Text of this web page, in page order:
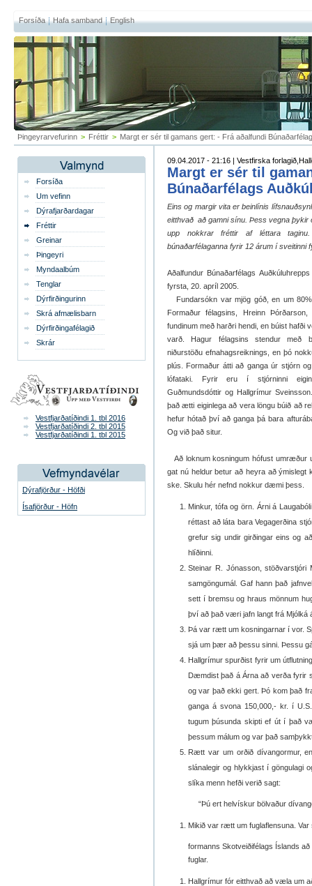
Forsíða Hafa samband English
Þingeyrarvefurinn > Fréttir > Margt er sér til gamans gert: - Frá aðalfundi
Forsíða
Um vefinn
Dýrafjarðardagar
Fréttir
Greinar
Þingeyri
Myndaalbúm
Tenglar
Dýrfirðingurinn
Skrá afmælisbarn
Dýrfirðingafélagið
Skrár
Vestfjarðatíðindi 1. tbl 2016
Vestfjarðatíðindi 2. tbl 2015
Vestfjarðatíðindi 1. tbl 2015
Dýrafjörður - Höfði
Ísafjörður - Höfn
09.04.2017 - 21:16 | Vestfirska
Margt er sér til
Búnaðarfélags
Eins og margir vita er beinlínis
eitthvað að gamni sínu. Þess vegna þykir
upp nokkrar fréttir af léttara
búnaðarfélaganna fyrir 12 árum í sveitinni
Aðalfundur Búnaðarfélags
fyrsta, 20. apríl 2005.
Fundarsókn var mjög góð, en um
Formaður félagsins, Hreinn
fundinum með harðri hendi, en búist hafði
varð. Hagur félagsins stendur með
niðurstöðu efnahagsreiknings, en þó
plús. Formaður átti að ganga úr stjórn
lófataki. Fyrir eru í stjórninni
Guðmundsdóttir og Hallgrímur
það ætti eiginlega að vera löngu búið að
hefur hótað því að ganga þá bara
Og við það situr.
Að loknum kosningum hófust umræður
gat nú heldur betur að heyra að ýmislegt
ske. Skulu hér nefnd nokkur dæmi þess.
Minkur, tófa og örn. Árni á
réttast að láta bara Vegagerðina
grefur sig undir girðingar eins og
hlíðinni.
Steinar R. Jónasson, stöðvarstjóri
samgöngumál. Gaf hann það
sett í bremsu og hraus mönnum
því að það væri jafn langt frá Mjólká
Þá var rætt um kosningarnar í vor.
sjá um þær að þessu sinni. Þessu
Hallgrímur spurðist fyrir um
Dæmdist það á Árna að verða fyrir
og var það ekki gert. Þó kom það
ganga á svona 150,000,- kr. í
tugum þúsunda skipti ef út í það
þessum málum og var það
Rætt var um orðið dívangormur,
slánalegir og hlykkjast í göngulagi
slíka menn hefði verið sagt:
“Þú ert helvískur bölvaður
Mikið var rætt um fuglaflensuna.
formanns Skotveiðifélags Íslands að
fuglar.
Hallgrímur fór eitthvað að væla um